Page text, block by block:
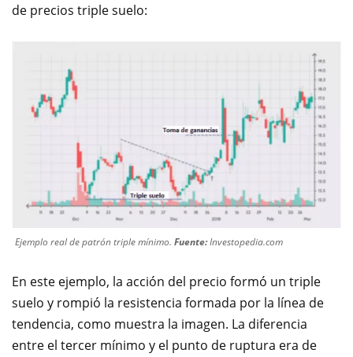
de precios triple suelo:
Ejemplo real de patrón triple mínimo. Fuente:Investopedia.com
En este ejemplo, la acción del precio formó un triple
suelo y rompió la resistencia formada por la línea de
tendencia, como muestra la imagen. La diferencia
entre el tercer mínimo y el punto de ruptura era de